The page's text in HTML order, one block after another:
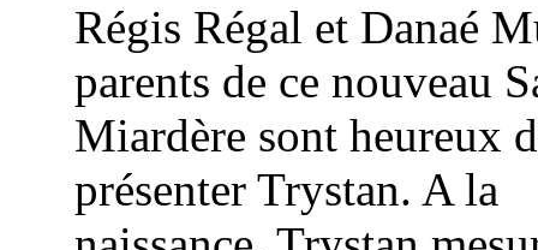
Régis Régal et Danaé
parents de ce nouveau
Miardère sont heureux
présenter Trystan. A la